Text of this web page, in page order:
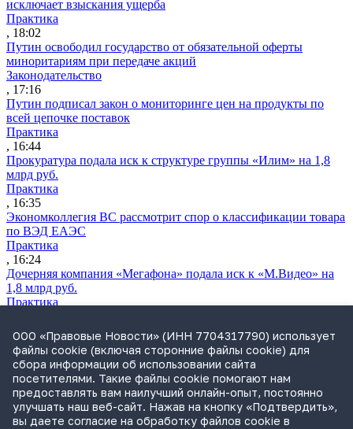
исключает взыскания ущерба
Практика
, 18:02
Путин освободил государство от обязательной оферты
миноритариям при передаче акций
Законодательство
, 17:16
Путин подписал закон о мониторинге цен на продукты по
всей цепочке поставок
Практика
, 16:44
Прокуратура подала иск к структуре группы «Илим» на 1,8
млрд руб.
Практика
, 16:35
Экономколлегия ВС рассмотрит спор о классификации товара
по ВЭД ЕАЭС
Практика
, 16:24
Дочерняя компания «Мегафона» подала иск к «М.Видео» на
1,8 млрд руб.
Практика
СИП проверит отмену патента на систему управления
устройствами после возражений «Яндекса»
Практика
, 15:17
Суды 10 стран рассматривают иски российской «дочки»
Google о возврате дивидендов
Международная практика
ООО «Правовые Новости» (ИНН 7704317790) использует
файлы cookie (включая сторонние файлы cookie) для
сбора информации об использовании сайта
посетителями. Такие файлы cookie помогают нам
предоставлять вам наилучший онлайн-опыт, постоянно
улучшать наш веб-сайт. Нажав на кнопку «Подтвердить»,
вы даете согласие на обработку файлов cookie в